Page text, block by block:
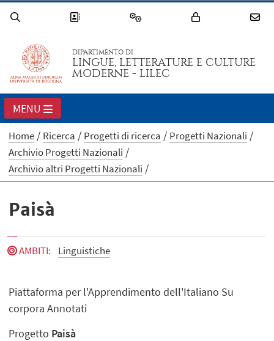
DIPARTIMENTO DI
LINGUE, LETTERATURE E CULTURE
MODERNE - LILEC
MENU
Home Ricerca Progetti di ricerca
Progetti Nazionali
Archivio Progetti Nazionali
Archivio altri Progetti Nazionali
Paisà
AMBITI: Linguistiche
Piattaforma per l'Apprendimento dell'Italiano Su
corpora Annotati
Progetto Paisà